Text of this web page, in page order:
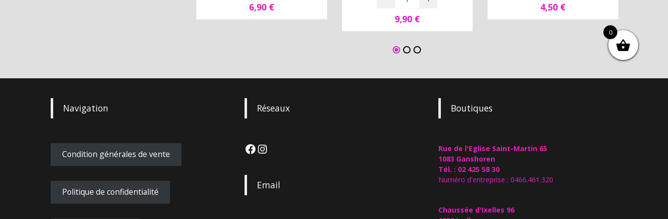
6,90 €
9,90 €
4,50 €
Navigation
Condition générales de vente
Politique de confidentialité
Réseaux
Email
Boutiques
Rue de l'Eglise Saint-Martin 65
1083 Ganshoren
Tél. : 02 425 58 30
Numéro d'entreprise : 0466.461.320
Chaussée d'Ixelles 96
0